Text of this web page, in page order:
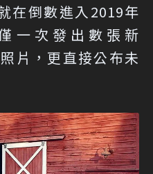
在倒數進入2019年
一次發出數張新
片，更直接公布未